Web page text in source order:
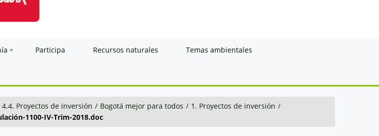
Participa Recursos naturales Temas ambientales
4.4. Proyectos de inversión / Bogotá mejor para todos / 1. Proyectos de inversión /
1100-IV-Trim-2018.doc